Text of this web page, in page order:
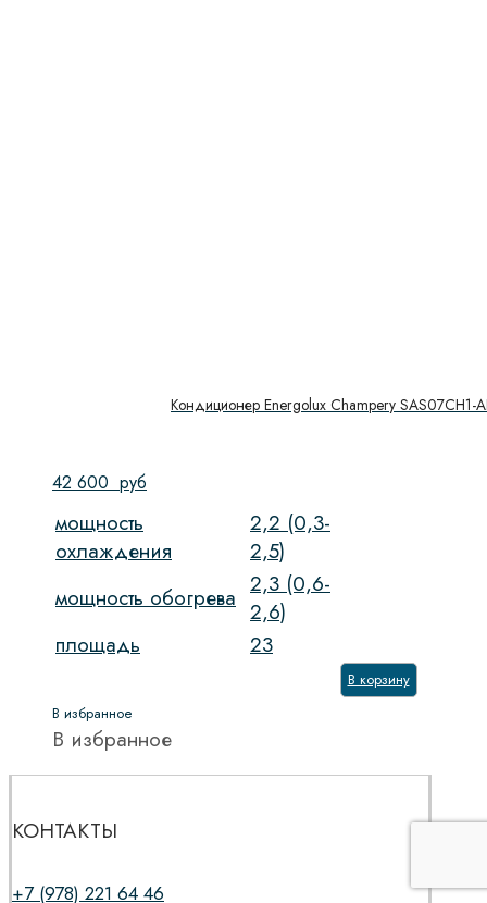
Кондиционер Energolux Champery SAS07CH1-
42 600 руб
мощность
охлаждения
2,2 (0,3-
2,5)
мощность обогрева 2,3 (0,6-
2,6)
площадь
23
В корзину
В избранное
В избранное
КОНТАКТЫ
+7 (978) 221 64 46